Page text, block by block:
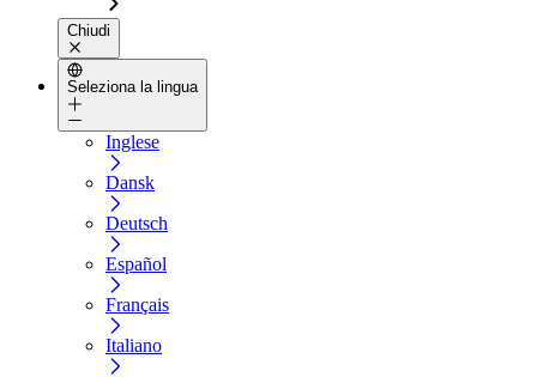
Chiudi
Seleziona la lingua
Inglese
Dansk
Deutsch
Español
Français
Italiano